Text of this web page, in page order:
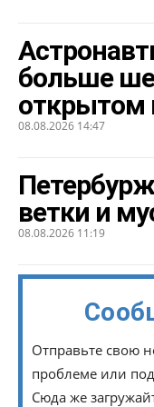
больше
открытом
08.08.2026 14:47
ветки и
08.08.2026 11:19
Отправьте свою
проблеме или
Сюда же